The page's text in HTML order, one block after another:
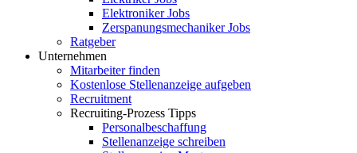
Elektroniker Jobs
Zerspanungsmechaniker Jobs
Ratgeber
Unternehmen
Mitarbeiter finden
Kostenlose Stellenanzeige aufgeben
Recruitment
Recruiting-Prozess Tipps
Personalbeschaffung
Stellenanzeige schreiben